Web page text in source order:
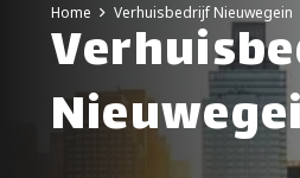
Home Verhuisbedrijf Nieuwegein